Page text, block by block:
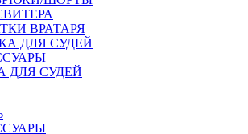
ВРАТАРЯ
ДЛЯ СУДЕЙ
ДЛЯ СУДЕЙ